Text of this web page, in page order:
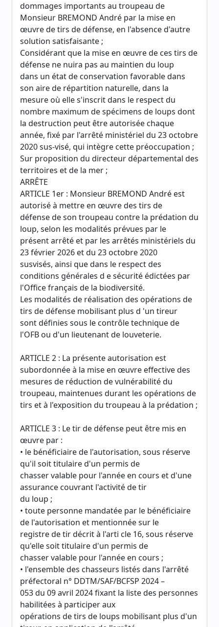
dommages importants au troupeau de
Monsieur BREMOND André par la mise en
œuvre de tirs de défense, en l'absence d'autre
solution satisfaisante ;
Considérant que la mise en œuvre de ces tirs de
défense ne nuira pas au maintien du loup
dans un état de conservation favorable dans
son aire de répartition naturelle, dans la
mesure où elle s'inscrit dans le respect du
nombre maximum de spécimens de loups dont
la destruction peut être autorisée chaque
année, fixé par l'arrêté ministériel du 23 octobre
2020 sus-visé, qui intègre cette préoccupation ;
Sur proposition du directeur départemental des
territoires et de la mer ;
ARRÊTE
ARTICLE 1er : Monsieur BREMOND André est
autorisé à mettre en œuvre des tirs de
défense de son troupeau contre la prédation du
loup, selon les modalités prévues par le
présent arrêté et par les arrêtés ministériels du
23 février 2026 et du 23 octobre 2020
susvisés, ainsi que dans le respect des
conditions générales d e sécurité édictées par
l'Office français de la biodiversité.
Les modalités de réalisation des opérations de
tirs de défense mobilisant plus d 'un tireur
sont définies sous le contrôle technique de
l'OFB ou d'un lieutenant de louveterie.
ARTICLE 2 : La présente autorisation est
subordonnée à la mise en œuvre effective des
mesures de réduction de vulnérabilité du
troupeau, maintenues durant les opérations de
tirs et à l'exposition du troupeau à la prédation ;
ARTICLE 3 : Le tir de défense peut être mis en
œuvre par :
• le bénéficiaire de l'autorisation, sous réserve
qu'il soit titulaire d'un permis de
chasser valable pour l'année en cours et d'une
assurance couvrant l'activité de tir
du loup ;
• toute personne mandatée par le bénéficiaire
de l'autorisation et mentionnée sur le
registre de tir décrit à l'arti cle 16, sous réserve
qu'elle soit titulaire d'un permis de
chasser valable pour l'année en cours ;
• l'ensemble des chasseurs listés dans l'arrêté
préfectoral n° DDTM/SAF/BCFSP 2024 –
053 du 09 avril 2024 fixant la liste des personnes
habilitées à participer aux
opérations de tirs de loups mobilisant plus d'un